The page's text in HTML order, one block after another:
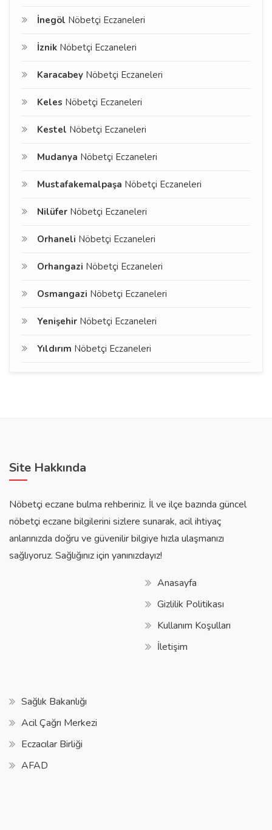
İnegöl Nöbetçi Eczaneleri
İznik Nöbetçi Eczaneleri
Karacabey Nöbetçi Eczaneleri
Keles Nöbetçi Eczaneleri
Kestel Nöbetçi Eczaneleri
Mudanya Nöbetçi Eczaneleri
Mustafakemalpaşa Nöbetçi Eczaneleri
Nilüfer Nöbetçi Eczaneleri
Orhaneli Nöbetçi Eczaneleri
Orhangazi Nöbetçi Eczaneleri
Osmangazi Nöbetçi Eczaneleri
Yenişehir Nöbetçi Eczaneleri
Yıldırım Nöbetçi Eczaneleri
Site Hakkında
Nöbetçi eczane bulma rehberiniz. İl ve ilçe bazında güncel
nöbetçi eczane bilgilerini sizlere sunarak, acil ihtiyaç
anlarınızda doğru ve güvenilir bilgiye hızla ulaşmanızı
sağlıyoruz. Sağlığınız için yanınızdayız!
Anasayfa
Gizlilik Politikası
Kullanım Koşulları
İletişim
Sağlık Bakanlığı
Acil Çağrı Merkezi
Eczacılar Birliği
AFAD